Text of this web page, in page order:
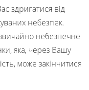
здригатися від
небезпек.
небезпечне
яка, через Вашу
може закінчитися